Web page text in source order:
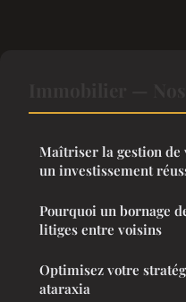
Maîtriser la gestion
un investissement
Pourquoi un bornage
litiges entre voisins
Optimisez votre
ataraxia